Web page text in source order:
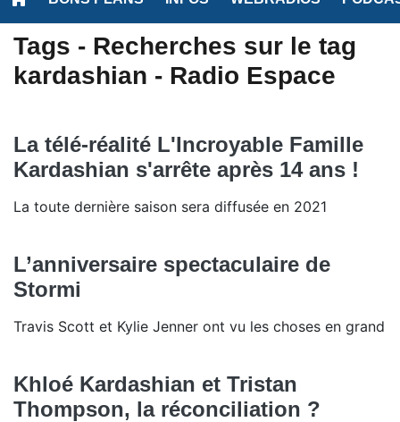
Tags - Recherches sur le tag
kardashian - Radio Espace
La télé-réalité L'Incroyable Famille
Kardashian s'arrête après 14 ans !
La toute dernière saison sera diffusée en 2021
L’anniversaire spectaculaire de
Stormi
Travis Scott et Kylie Jenner ont vu les choses en grand
Khloé Kardashian et Tristan
Thompson, la réconciliation ?